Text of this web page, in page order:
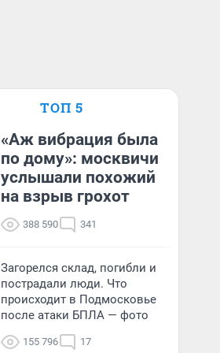
ТОП 5
«Аж вибрация была
по дому»: москвичи
услышали похожий
на взрыв грохот
388 590 341
Загорелся склад, погибли и
пострадали люди. Что
происходит в Подмосковье
после атаки БПЛА — фото
155 796 17